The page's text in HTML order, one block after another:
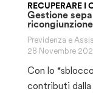
RECUPERARE I
Gestione
Previdenza e
28 Novembre
Con lo
contributi dalla